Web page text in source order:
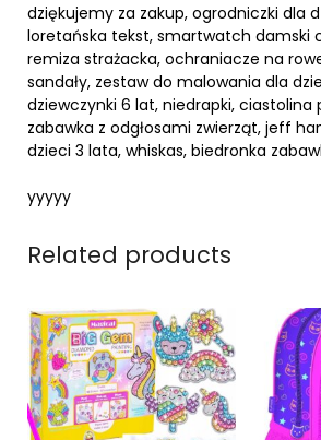
dziękujemy za zakup, ogrodniczki dla
loretańska tekst, smartwatch damski
remiza strażacka, ochraniacze na
sandały, zestaw do malowania dla
dziewczynki 6 lat, niedrapki,
zabawka z odgłosami zwierząt, jeff
dzieci 3 lata, whiskas, biedronka
yyyyy
Related products